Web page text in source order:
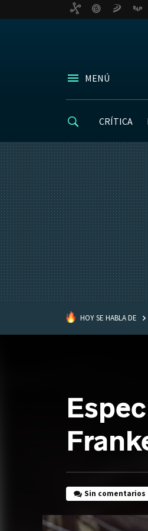
MENÚ
CRÍTICA
HOY SE HABLA DE
Sin comentarios